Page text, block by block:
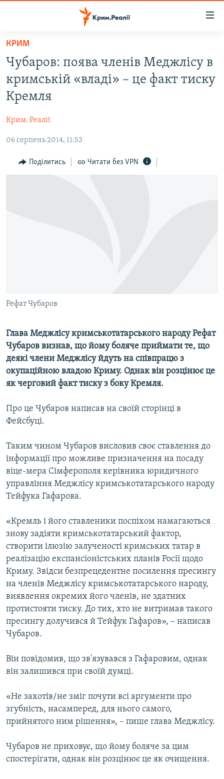
Перейти
основного
матеріалу
Перейти
до
основної
навігації
Перейти
пошуку
НОВИНИ
ВОДА.КРИМ
ВІДЕО ТА ФОТО
БЛОГИ
ПОГЛЯД
ІНТЕРВ'Ю
Усі сайти RFE/RL
КРИМ
Чубаров: поява членів Меджлісу в
кримській «владі» – це факт тиску
Кремля
Крим. Реалії
06 серпень 2014, 11:53
Поділитись Читати без VPN
Рефат Чубаров
Глава Меджлісу кримськотатарського народу Рефат
Чубаров визнав, що йому боляче приймати те, що
деякі члени Меджлісу йдуть на співпрацю з
окупаційною владою Криму. Однак він розцінює це
як черговий факт тиску з боку Кремля.
Про це Чубаров написав на своїй сторінці в
Фейсбуці.
Таким чином Чубаров висловив своє ставлення до
інформації про можливе призначення на посаду
віце-мера Сімферополя керівника юридичного
управління Меджлісу кримськотатарського народу
Тейфука Гафарова.
«Кремль і його ставленики поспіхом намагаються
знову задіяти кримськотатарський фактор,
створити ілюзію залученості кримських татар в
реалізацію експансіоністських планів Росії щодо
Криму. Звідси безпрецедентне посилення пресингу
на членів Меджлісу кримськотатарського народу,
виявлення окремих його членів, не здатних
протистояти тиску. До тих, хто не витримав такого
пресингу долучився й Тейфук Гафаров», – написав
Чубаров.
Він повідомив, що зв'язувався з Гафаровим, однак
він залишився при своїй думці.
«Не захотів/не зміг почути всі аргументи про
згубність, насамперед, для нього самого,
прийнятого ним рішення», – пише глава Меджлісу.
Чубаров не приховує, що йому боляче за цим
спостерігати, однак він розцінює це як очищення.